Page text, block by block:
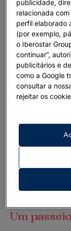
Um
publicidade,
relacionada
perfil elaborado
(por exemplo,
o Iberostar
continuar”,
publicitários e
como a Google
consultar a
rejeitar os